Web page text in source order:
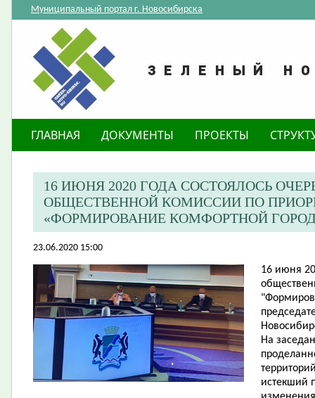
Муниципальный портал г. Новосибирска
ГЛАВНАЯ ДОКУМЕНТЫ ПРОЕКТЫ
​16 ИЮНЯ 2020 ГОДА СОСТОЯЛОСЬ
ОБЩЕСТВЕННОЙ КОМИССИИ ПО
«ФОРМИРОВАНИЕ КОМФОРТНОЙ
23.06.2020 15:00
16 июня
На
истекший